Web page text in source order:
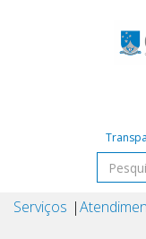
Serviços